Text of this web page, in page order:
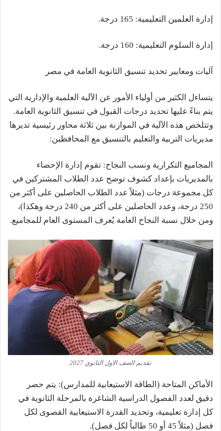
إدارة العلمين التعليمية: 165 درجة.
إدارة السلوم التعليمية: 160 درجة.
آليات ومعايير تحديد تنسيق الثانوية العامة في مصر
يتساءل الكثير من أولياء الأمور عن الآلية العلمية والإدارية التي
يتم بناءً عليها تحديد درجات القبول في تنسيق الثانوية العامة.
وتتلخص هذه الآلية في الموازنة بين ثلاثة محاور رئيسية تديرها
مديريات التربية والتعليم بالتنسيق مع المحافظين:
المجاميع التكرارية ونسب النجاح: تقوم إدارة الإحصاء
بالمديريات بإعداد كشوف توضح عدد الطلاب المشتركين في
كل مجموعة درجات (مثلاً عدد الطلاب الحاصلين على أكثر من
250 درجة، وعدد الحاصلين على أكثر من 240 درجة وهكذا)،
ومن خلال نسبة النجاح العامة يُعرف المستوى العام للمجاميع.
تقديم الصف الاول الثانوي 2027
الأماكن المتاحة (الطاقة الاستيعابية للمدارس): يتم حصر
دقيق لعدد الفصول الدراسية الشاغرة بالمرحلة الثانوية في
كل إدارة تعليمية، وتحديد القدرة الاستيعابية القصوى لكل
فصل (مثلاً 45 أو 50 طالباً لكل فصل).